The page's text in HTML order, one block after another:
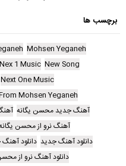
برچسب ها
Mohsen Yeganeh
New Song
Nex 1 Music
Next One Music
Mohsen Yeganeh
آهنگ جدید محسن یگانه
آهنگ نرو از محسن
دانلود آهنگ جدید دانلود
دانلود آهنگ نرو از